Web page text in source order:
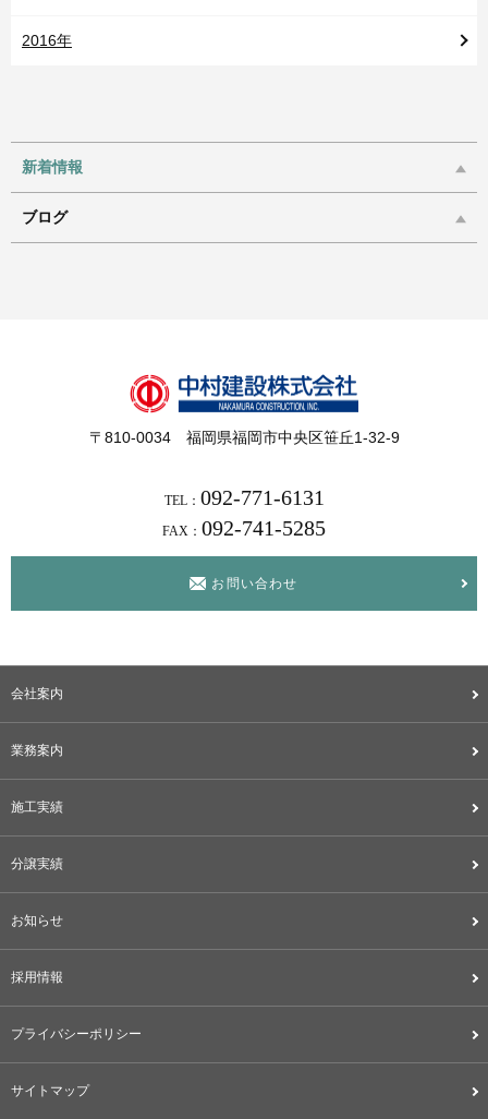
2016年
新着情報
ブログ
〒810-0034 福岡県福岡市中央区笹丘1-32-9
TEL： 092-771-6131
FAX： 092-741-5285
お問い合わせ
会社案内
業務案内
施工実績
分譲実績
お知らせ
採用情報
プライバシーポリシー
サイトマップ